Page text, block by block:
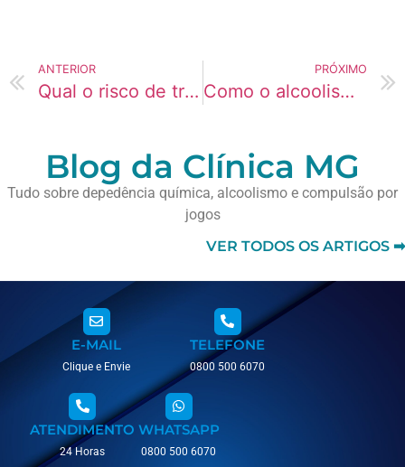
ANTERIOR
Qual o risco de tratar depressão com álcool ou drogas?
PRÓXIMO
Como o alcoolismo se desenvolve ao longo do tempo?
Blog da Clínica MG
Tudo sobre depedência química, alcoolismo e compulsão por
jogos
VER TODOS OS ARTIGOS ➡
E-MAIL
Clique e Envie
TELEFONE
0800 500 6070
ATENDIMENTO
24 Horas
WHATSAPP
0800 500 6070